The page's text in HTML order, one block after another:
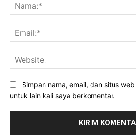
Simpan nama, email, dan situs
untuk lain kali saya berkomentar.